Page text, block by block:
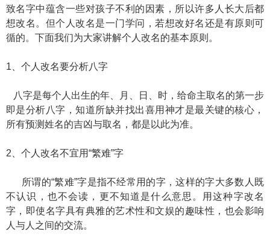
致名字中蕴含一些对孩子不利的因素，所以许多人长大后都
想改名。但个人改名是一门学问，若想改好名还是有原则可
循的。下面我们为大家讲解个人改名的基本原则。
1、个人改名要分析八字
八字是每个人出生的年、月、日、时，给命主取名的第一步
即是分析八字，知道所缺并找出喜用神才是最关键的核心，
所有预测姓名的吉凶与取名，都是以此为准。
2、个人改名不宜用“繁难”字
所谓的“繁难”字是指不经常用的字，这样的字大多数人既
不认识，也不会读，更不知道是什么意思。用这种字改名
字，即使名字具有典雅的艺术性和文娱的趣味性，也会影响
人与人之间的交流。